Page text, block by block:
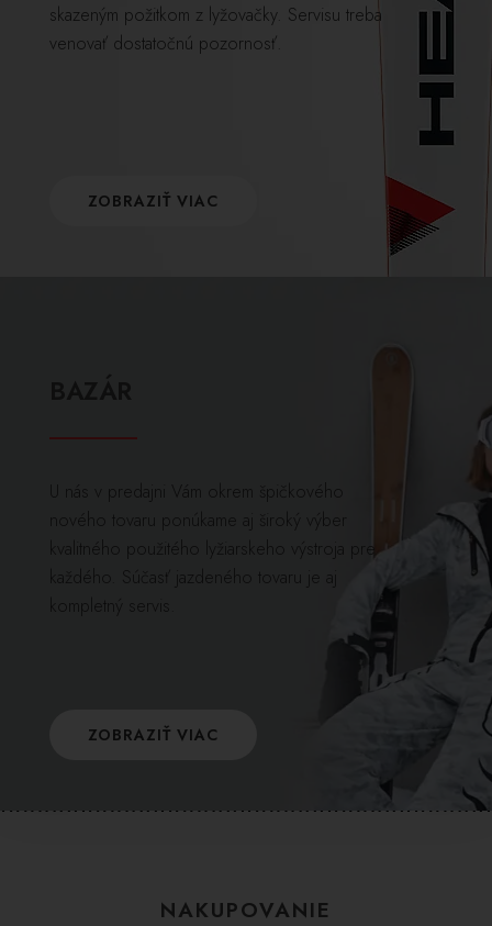
skazeným požitkom z lyžovačky. Servisu treba
venovať dostatočnú pozornosť.
ZOBRAZIŤ VIAC
U nás v predajni Vám okrem špičkového
nového tovaru ponúkame aj široký výber
kvalitného použitého lyžiarskeho výstroja pre
každého. Súčasť jazdeného tovaru je aj
kompletný servis.
ZOBRAZIŤ VIAC
NAKUPOVANIE